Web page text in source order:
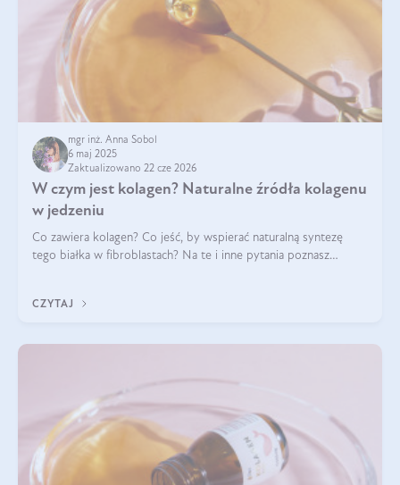
mgr inż. Anna Sobol
6 maj 2025
Zaktualizowano 22 cze 2026
W czym jest kolagen? Naturalne źródła kolagenu
w jedzeniu
Co zawiera kolagen? Co jeść, by wspierać naturalną syntezę
tego białka w fibroblastach? Na te i inne pytania poznasz
CZYTAJ